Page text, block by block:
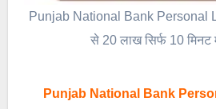
Punjab National Bank Personal
से 20 लाख सिर्फ 10 मिनट
Punjab National Bank